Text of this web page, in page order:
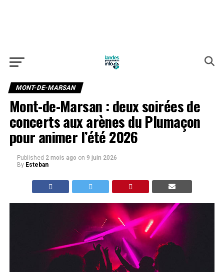
MONT-DE-MARSAN
Mont-de-Marsan : deux soirées de
concerts aux arènes du Plumaçon
pour animer l’été 2026
Published 2 mois ago on 9 juin 2026
By Esteban